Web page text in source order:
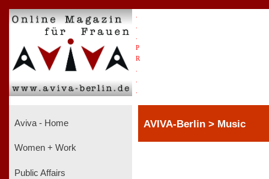
P
R
Aviva - Home
Women + Work
Public Affairs
AVIVA-Berlin > Music